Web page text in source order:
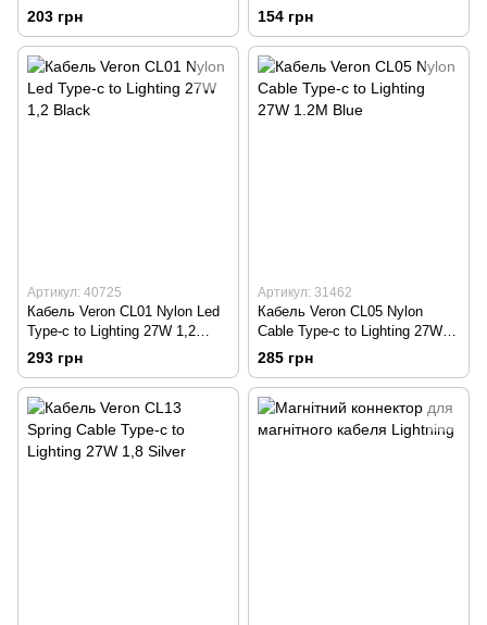
Black CADH000201
203 грн
Magnetic Cable Black
154 грн
Артикул: 40725
Кабель Veron CL01 Nylon Led
Type-c to Lighting 27W 1,2
Black
293 грн
Артикул: 31462
Кабель Veron CL05 Nylon
Cable Type-c to Lighting 27W
1.2M Blue
285 грн